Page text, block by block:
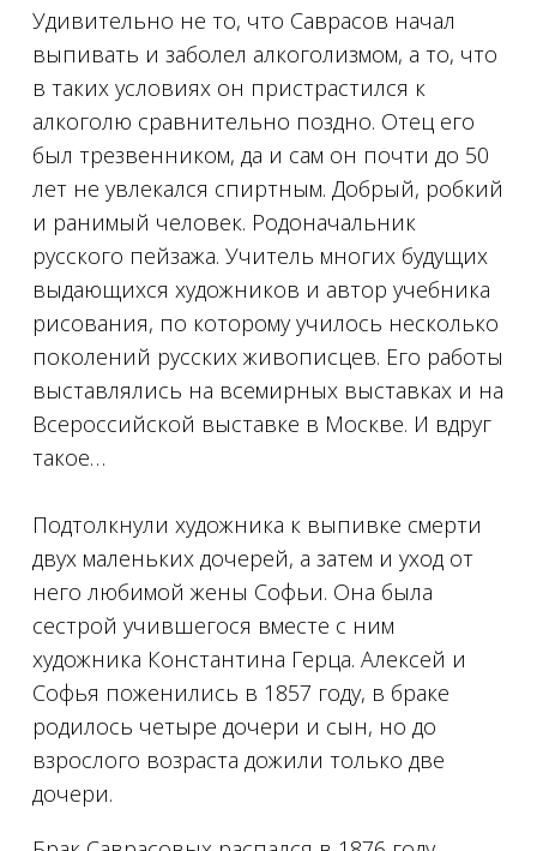
Удивительно не то, что Саврасов начал
выпивать и заболел алкоголизмом, а то, что
в таких условиях он пристрастился к
алкоголю сравнительно поздно. Отец его
был трезвенником, да и сам он почти до 50
лет не увлекался спиртным. Добрый, робкий
и ранимый человек. Родоначальник
русского пейзажа. Учитель многих будущих
выдающихся художников и автор учебника
рисования, по которому училось несколько
поколений русских живописцев. Его работы
выставлялись на всемирных выставках и на
Всероссийской выставке в Москве. И вдруг
такое…
Подтолкнули художника к выпивке смерти
двух маленьких дочерей, а затем и уход от
него любимой жены Софьи. Она была
сестрой учившегося вместе с ним
художника Константина Герца. Алексей и
Софья поженились в 1857 году, в браке
родилось четыре дочери и сын, но до
взрослого возраста дожили только две
дочери.